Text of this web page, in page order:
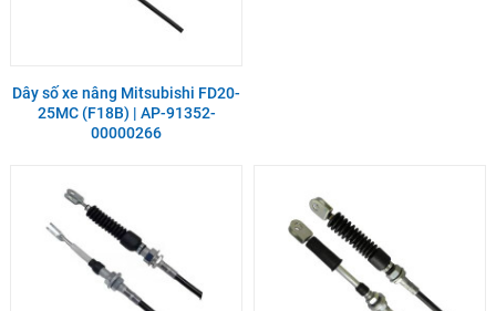
Dây số xe nâng Mitsubishi FD20-
25MC (F18B) | AP-91352-
00000266